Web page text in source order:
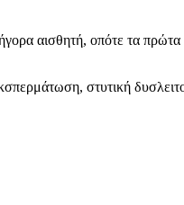
αισθητή, οπότε τα
στυτική